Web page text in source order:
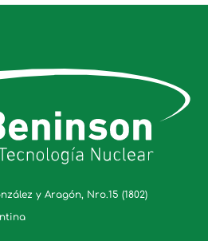
y Aragón, Nro.15 (1802)